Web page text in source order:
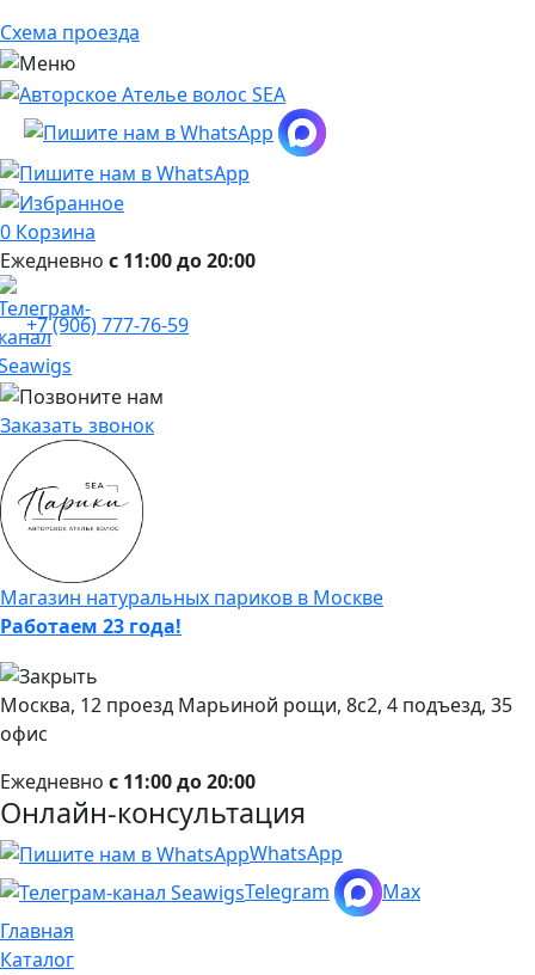
Схема проезда
0 Корзина
Ежедневно с 11:00 до 20:00
+7 (906) 777-76-59
Заказать звонок
Магазин натуральных париков в Москве
Работаем 23 года!
Москва, 12 проезд Марьиной рощи, 8с2, 4 подъезд, 35
офис
Ежедневно с 11:00 до 20:00
Онлайн-консультация
WhatsApp
Telegram
Max
Главная
Каталог